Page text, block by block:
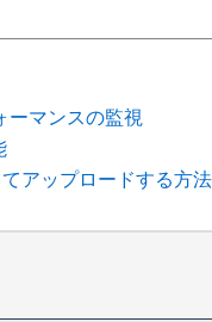
ーマンスの監視
アップロードする方法